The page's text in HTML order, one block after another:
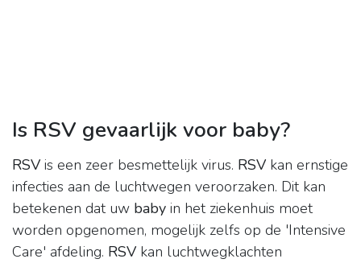
Is RSV gevaarlijk voor baby?
RSV is een zeer besmettelijk virus. RSV kan ernstige
infecties aan de luchtwegen veroorzaken. Dit kan
betekenen dat uw baby in het ziekenhuis moet
worden opgenomen, mogelijk zelfs op de 'Intensive
Care' afdeling. RSV kan luchtwegklachten